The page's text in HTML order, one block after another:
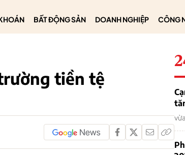
BẤT ĐỘNG SẢN DOANH NGHIỆP CÔNG
tiền tệ